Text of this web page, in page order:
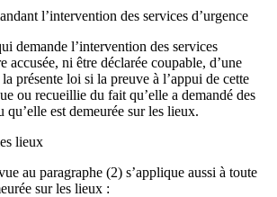
l’intervention des services d’urgence
demande l’intervention des services
accusée, ni être déclarée coupable, d’une
présente loi si la preuve à l’appui de cette
ou recueillie du fait qu’elle a demandé des
qu’elle est demeurée sur les lieux.
lieux
au paragraphe (2) s’applique aussi à toute
sur les lieux :